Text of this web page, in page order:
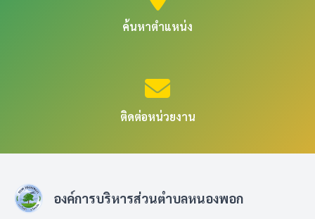
ค้นหาตำแหน่ง
ติดต่อหน่วยงาน
องค์การบริหารส่วนตำบลหนองพอก